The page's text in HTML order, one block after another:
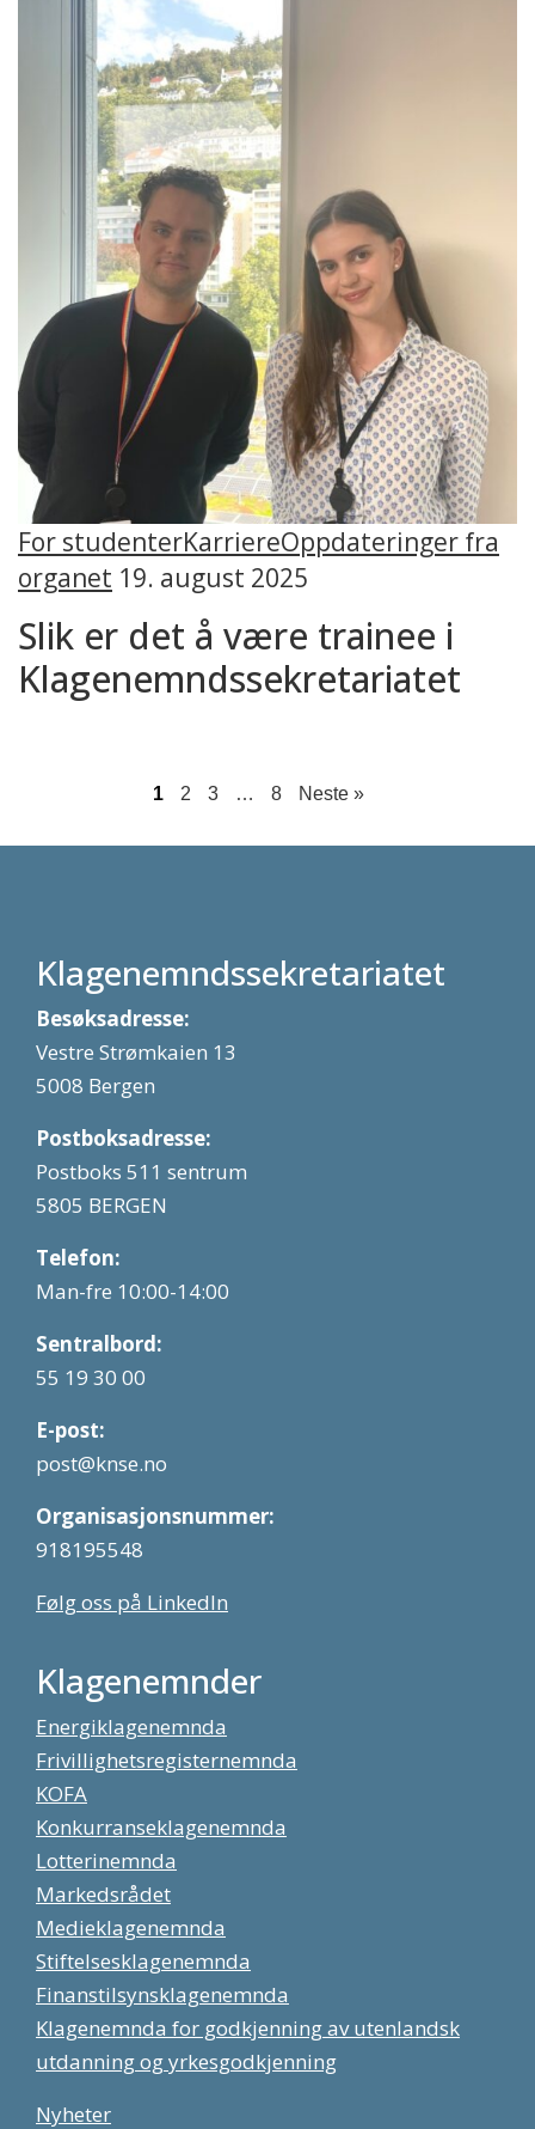
For studenterKarriereOppdateringer fra
organet 19. august 2025
Slik er det å være trainee i
Klagenemndssekretariatet
1 2 3 … 8 Neste »
Klagenemndssekretariatet
Besøksadresse:
Vestre Strømkaien 13
5008 Bergen
Postboksadresse:
Postboks 511 sentrum
5805 BERGEN
Telefon:
Man-fre 10:00-14:00
Sentralbord:
55 19 30 00
E-post:
post@knse.no
Organisasjonsnummer:
918195548
Følg oss på LinkedIn
Klagenemnder
Energiklagenemnda
Frivillighetsregisternemnda
KOFA
Konkurranseklagenemnda
Lotterinemnda
Markedsrådet
Medieklagenemnda
Stiftelsesklagenemnda
Finanstilsynsklagenemnda
Klagenemnda for godkjenning av utenlandsk
utdanning og yrkesgodkjenning
Nyheter